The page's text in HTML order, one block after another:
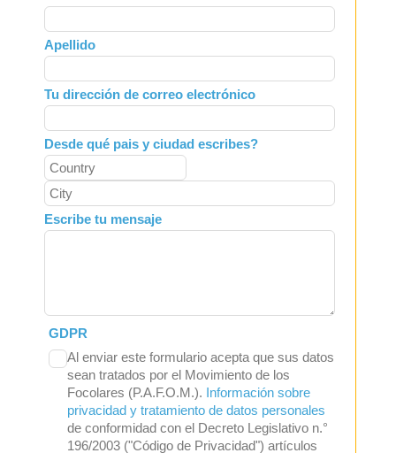
this
field
blank
Apellido
Tu dirección de correo electrónico
Desde qué pais y ciudad escribes?
Escribe tu mensaje
GDPR
Al enviar este formulario acepta que sus datos
sean tratados por el Movimiento de los
Focolares (P.A.F.O.M.). Información sobre
privacidad y tratamiento de datos personales
de conformidad con el Decreto Legislativo n.°
196/2003 ("Código de Privacidad") artículos